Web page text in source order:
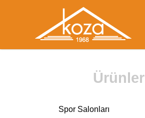
Ürünler
Spor Salonları